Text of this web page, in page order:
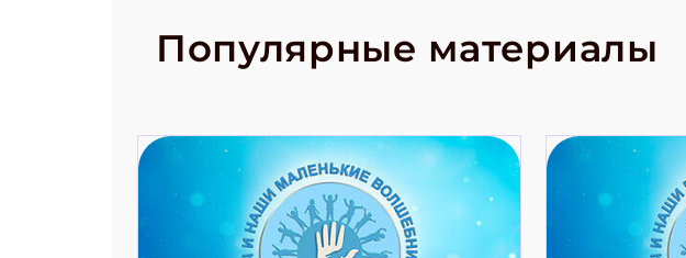
космические приключения!
Популярные материалы